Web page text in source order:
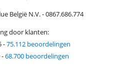
België N.V. - 0867.686.774
door klanten:
-75.112 beoordelingen
-68.700 beoordelingen